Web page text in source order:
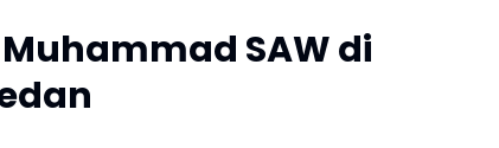
SAW di